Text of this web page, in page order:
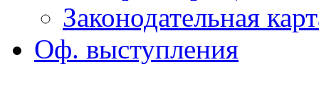
Законодательная
Оф. выступления